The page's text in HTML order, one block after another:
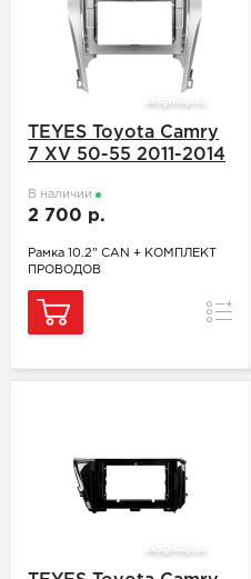
TEYES Toyota Camry
7 XV 50-55 2011-2014
В наличии
2 700 р.
Рамка 10.2" CAN + КОМПЛЕКТ
ПРОВОДОВ